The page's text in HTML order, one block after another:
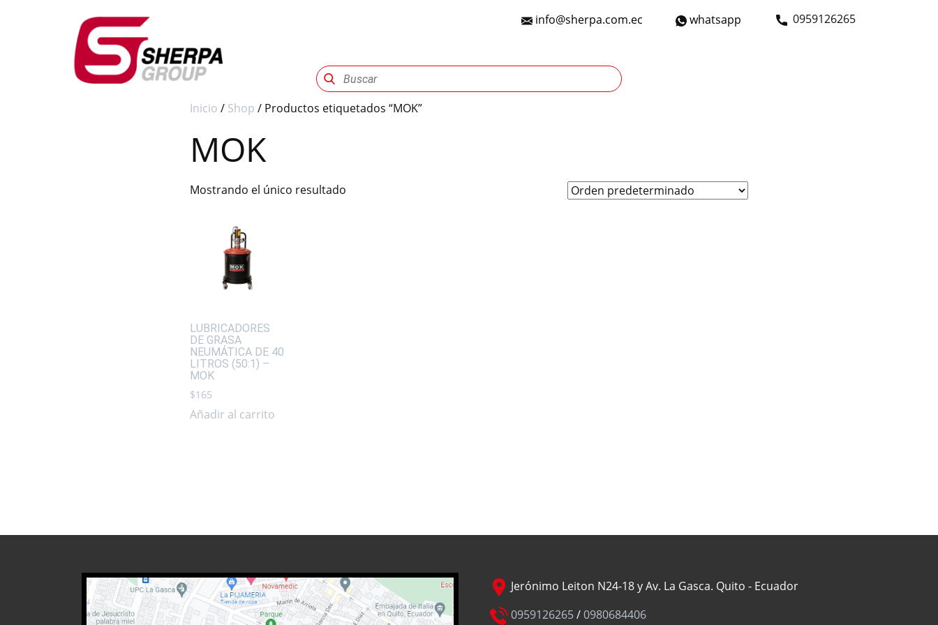
​0959126265
info@sherpa.com.ec
whatsapp
Inicio / Shop / Productos etiquetados “MOK”
MOK
Mostrando el único resultado
LUBRICADORES
DE GRASA
NEUMÁTICA DE 40
LITROS (50:1) –
MOK
$165
Añadir al carrito
Jerónimo Leiton N24-18 y Av. La Gasca. Quito - Ecuador
0959126265/0980684406